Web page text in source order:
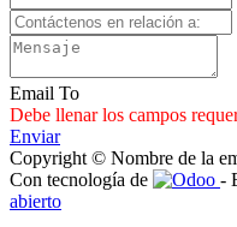
Email To
Debe llenar los campos
Enviar
Copyright © Nombre de la
Con tecnología de
-
abierto